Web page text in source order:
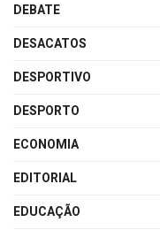
DEBATE
DESACATOS
DESPORTIVO
DESPORTO
ECONOMIA
EDITORIAL
EDUCAÇÃO